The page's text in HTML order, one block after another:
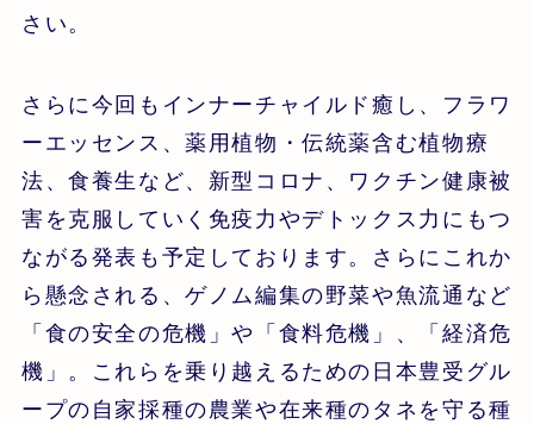
さい。
さらに今回もインナーチャイルド癒し、フラワ
ーエッセンス、薬用植物・伝統薬含む植物療
法、食養生など、新型コロナ、ワクチン健康被
害を克服していく免疫力やデトックス力にもつ
ながる発表も予定しております。さらにこれか
ら懸念される、ゲノム編集の野菜や魚流通など
「食の安全の危機」や「食料危機」、「経済危
機」。これらを乗り越えるための日本豊受グル
ープの自家採種の農業や在来種のタネを守る種